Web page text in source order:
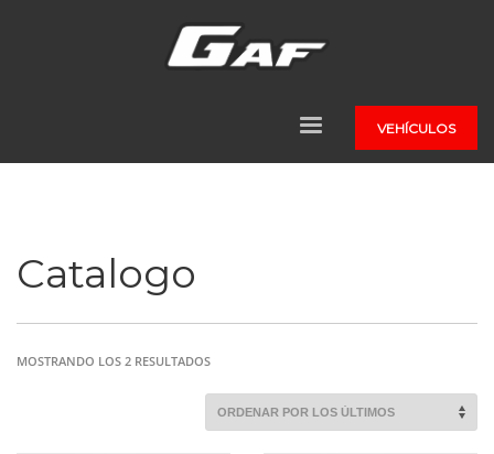
VEHÍCULOS
Catalogo
MOSTRANDO LOS 2 RESULTADOSORDENADO
LOS
ÚLTIMOS